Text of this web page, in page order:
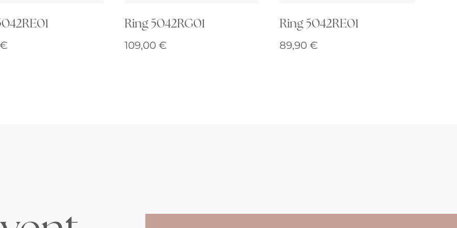
Ring 5042RG01
109,00 €
Ring 5042RE01
89,90€